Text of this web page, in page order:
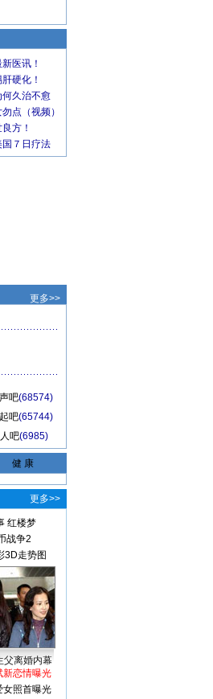
更多>>
吧(68574)
吧(65744)
吧(6985)
健 康
更多>>
红楼梦
战争2
3D走势图
父离婚内幕
新恋情曝光
女照首曝光